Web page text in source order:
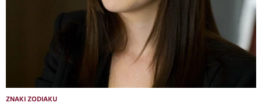
ZNAKI ZODIAKU